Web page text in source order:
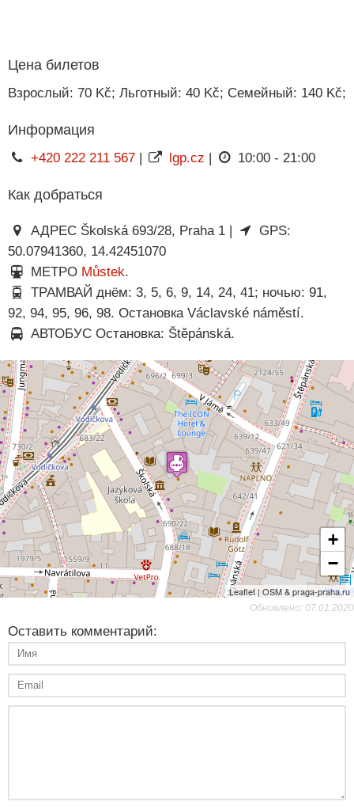
Цена билетов
Взрослый: 70 Kč; Льготный: 40 Kč; Семейный: 140 Kč;
Информация
+420 222 211 567| lgp.cz | 10:00 - 21:00
Как добраться
АДРЕС Školská 693/28, Praha 1 |
GPS:
50.07941360, 14.42451070
МЕТРО Můstek.
ТРАМВАЙ днём: 3, 5, 6, 9, 14, 24, 41; ночью: 91,
92, 94, 95, 96, 98. Остановка Václavské náměstí.
АВТОБУС Остановка: Štěpánská.
+
−
Leaflet | OSM & praga-praha.ru
Обновлено: 07.01.2020
Оставить комментарий: